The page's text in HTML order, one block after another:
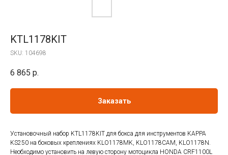
KTL1178KIT
SKU: 104698
6 865 р.
Заказать
Установочный набор KTL1178KIT для бокса для инструментов KAPPA
KS250 на боковых креплениях KLO1178MK, KLO1178CAM, KLO1178N.
Необходимо установить на левую сторону мотоцикла HONDA CRF1100L